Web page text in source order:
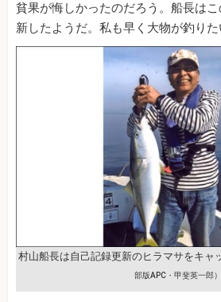
貧果が悔しかったのだろう。船長は
新したようだ。私も早く大物が釣りた
村山船長は自己記録更新のヒラマサをキャ
部版APC・甲斐英一郎）